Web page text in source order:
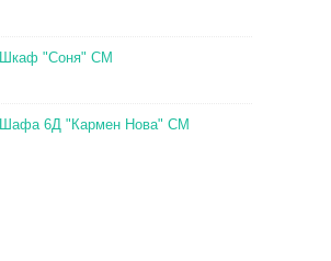
Шкаф "Соня" СМ
Шафа 6Д "Кармен Нова" СМ